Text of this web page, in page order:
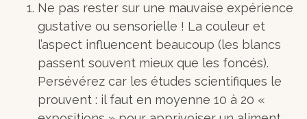
Ne pas rester sur une mauvaise expérience
gustative ou sensorielle ! La couleur et
l’aspect influencent beaucoup (les blancs
passent souvent mieux que les foncés).
Persévérez car les études scientifiques le
prouvent : il faut en moyenne 10 à 20 «